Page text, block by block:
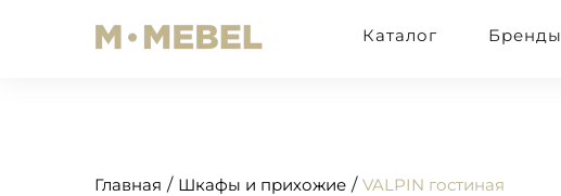
Каталог Бренды
Главная Шкафы и прихожие VALPIN гостиная